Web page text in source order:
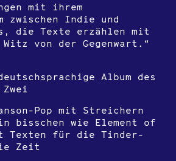
mit ihrem
zwischen Indie und
die Texte erzählen mit
von der Gegenwart.“
Album des
Pop mit Streichern
bisschen wie Element of
Texten für die Tinder-
Zeit